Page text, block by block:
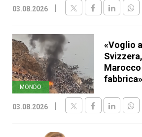
03.08.2026
MONDO
«Voglio
fabbrica»
03.08.2026